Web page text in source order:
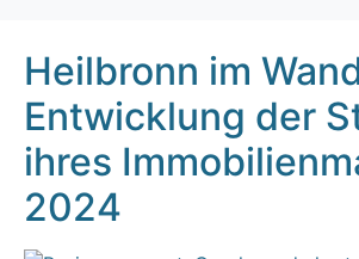
Heilbronn im
Entwicklung der
ihres
2024